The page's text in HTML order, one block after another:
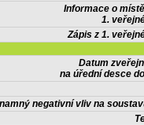
Informace o
1.
Zápis z 1.
Datum
na úřední desce
negativní vliv na